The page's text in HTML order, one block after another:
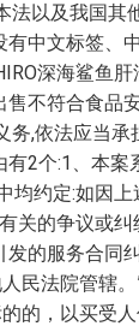
以及我国
中文标签、
深海鲨鱼
不符合食品
,依法应当
2个:1、本
约定:如因
关的争议或
的服务合
法院管辖
的，以买受